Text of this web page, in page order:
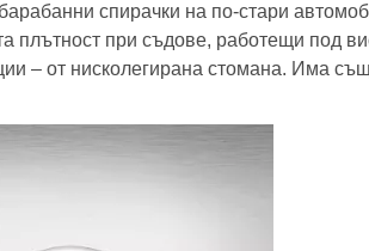
спирачки на по-стари
плътност при съдове, работещи под
– от нисколегирана стомана. Има